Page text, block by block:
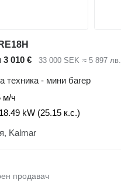
3 010 €
33 000 SEK ≈ 5 897 лв.
техника - мини багер
м/ч
18.49 kW (25.15 к.с.)
Kalmar